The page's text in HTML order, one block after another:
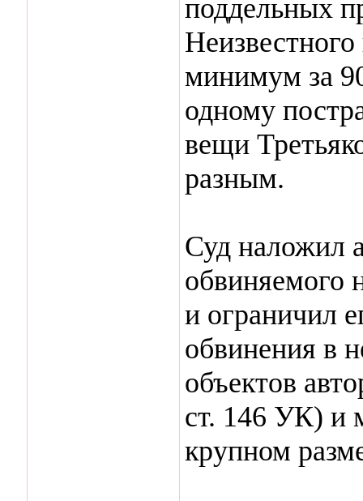
поддельных
минимум за
одному
вещи
разным.
Суд наложил
обвиняемого
и ограничил
обвинения в
объектов
ст. 146 УК) и
крупном